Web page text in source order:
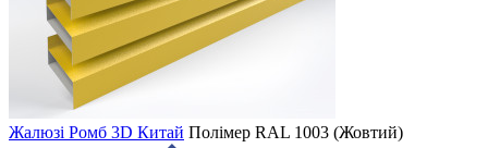
Жалюзі Ромб 3D Китай Полімер RAL 1003 (Жовтий)